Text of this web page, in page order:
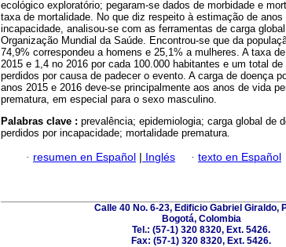
ecológico exploratório; pegaram-se dados de morbidade e
taxa de mortalidade. No que diz respeito à estimação de
incapacidade, analisou-se com as ferramentas de carga
Organização Mundial da Saúde. Encontrou-se que da
74,9% correspondeu a homens e 25,1% a mulheres. A taxa
2015 e 1,4 no 2016 por cada 100.000 habitantes e um total
perdidos por causa de padecer o evento. A carga de doença
anos 2015 e 2016 deve-se principalmente aos anos de vida
prematura, em especial para o sexo masculino.
Palabras clave : prevalência; epidemiologia; carga global de
perdidos por incapacidade; mortalidade prematura.
· resumen en Español | Inglés · texto en Español
Calle 40 No. 6-23, Edificio Gabriel Giraldo,
Bogotá, Colombia
Tel.: (57-1) 320 8320, Ext. 5426.
Fax: (57-1) 320 8320, Ext. 5426.